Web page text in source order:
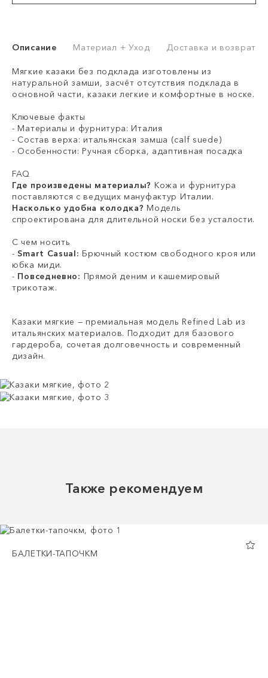
Описание Материал + Уход Доставка и возврат
Мягкие казаки без подклада изготовлены из
натуральной замши, засчёт отсутствия подклада в
основной части, казаки легкие и комфортные в носке.
Ключевые факты
- Материалы и фурнитура: Италия
- Состав верха: итальянская замша (calf suede)
- Особенности: Ручная сборка, адаптивная посадка
FAQ
Где произведены материалы? Кожа и фурнитура
поставляются с ведущих мануфактур Италии.
Насколько удобна колодка? Модель
спроектирована для длительной носки без усталости.
С чем носить
-Smart Casual: Брючный костюм свободного кроя или
юбка миди.
- Повседневно: Прямой деним и кашемировый
трикотаж.
Казаки мягкие — премиальная модель Refined Lab из
итальянских материалов. Подходит для базового
гардероба, сочетая долговечность и современный
дизайн.
Также рекомендуем
БАЛЕТКИ-ТАПОЧКМ